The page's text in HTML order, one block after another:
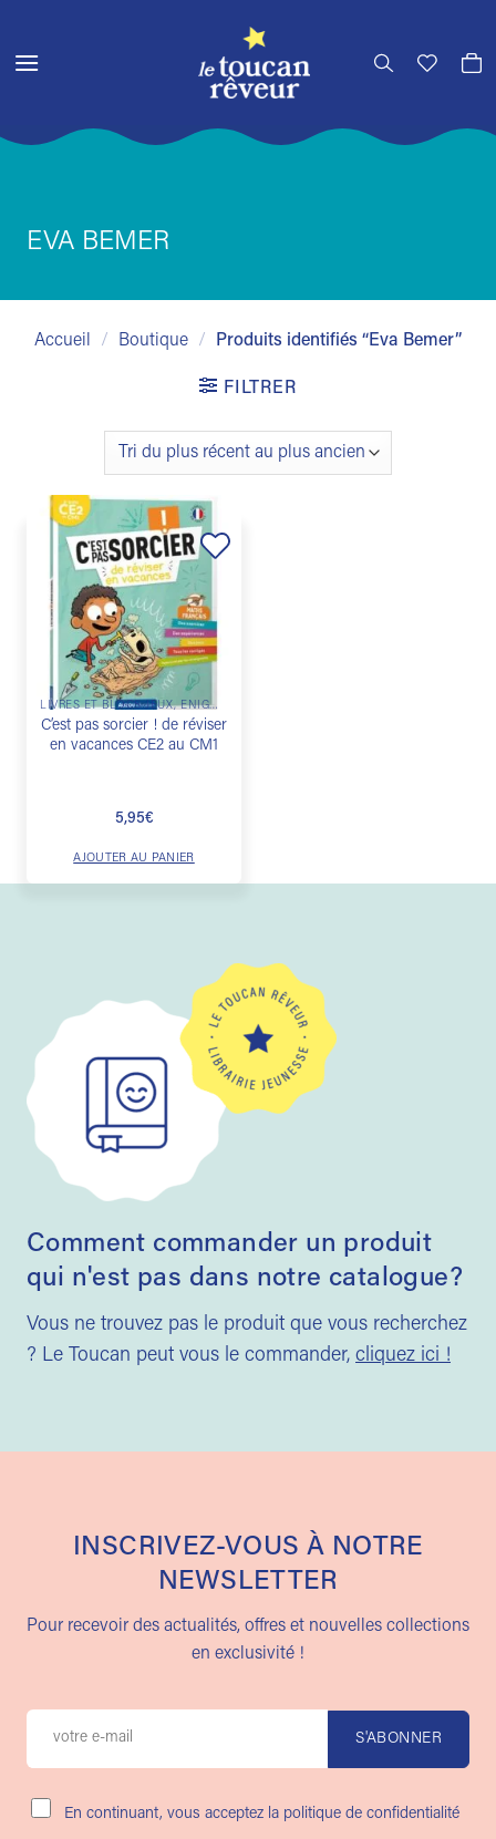
contenu
EVA BEMER
Accueil / Boutique / Produits identifiés “Eva Bemer”
FILTRER
liste de
souhaits
LIVRES ET BLOCS JEUX, ÉNIGMES & ESCAPE GAME
C’est pas sorcier ! de réviser
en vacances CE2 au CM1
5,95€
AJOUTER AU PANIER
Comment commander un produit
qui n'est pas dans notre catalogue?
Vous ne trouvez pas le produit que vous recherchez
? Le Toucan peut vous le commander, cliquez ici !
INSCRIVEZ-VOUS À NOTRE
NEWSLETTER
Pour recevoir des actualités, offres et nouvelles collections
en exclusivité !
En continuant, vous acceptez la politique de confidentialité